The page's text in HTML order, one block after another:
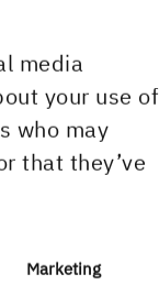
media
your use of
who may
that they’ve
Marketing